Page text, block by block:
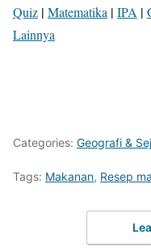
Quiz | Matematika | IPA |
Lainnya
Categories: Geografi &
Tags: Makanan, Resep